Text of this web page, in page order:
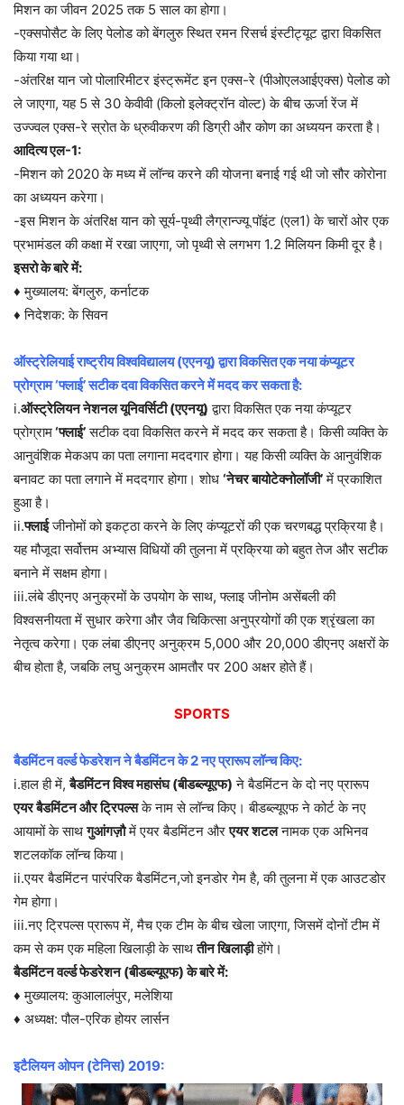
मिशन का जीवन 2025 तक 5 साल का होगा।
-एक्सपोसैट के लिए पेलोड को बेंगलुरु स्थित रमन रिसर्च इंस्टीट्यूट द्वारा विकसित
किया गया था।
-अंतरिक्ष यान जो पोलारिमीटर इंस्ट्रूमेंट इन एक्स-रे (पीओएलआईएक्स) पेलोड को
ले जाएगा, यह 5 से 30 केवीवी (किलो इलेक्ट्रॉन वोल्ट) के बीच ऊर्जा रेंज में
उज्ज्वल एक्स-रे स्रोत के ध्रुवीकरण की डिग्री और कोण का अध्ययन करता है।
आदित्य एल-1:
-मिशन को 2020 के मध्य में लॉन्च करने की योजना बनाई गई थी जो सौर कोरोना
का अध्ययन करेगा।
-इस मिशन के अंतरिक्ष यान को सूर्य-पृथ्वी लैग्रान्ज्यू पॉइंट (एल1) के चारों ओर एक
प्रभामंडल की कक्षा में रखा जाएगा, जो पृथ्वी से लगभग 1.2 मिलियन किमी दूर है।
इसरो के बारे में:
♦ मुख्यालय: बेंगलुरु, कर्नाटक
♦ निदेशक: के सिवन
ऑस्ट्रेलियाई राष्ट्रीय विश्वविद्यालय (एएनयू) द्वारा विकसित एक नया कंप्यूटर
प्रोग्राम ‘फ्लाई’ सटीक दवा विकसित करने में मदद कर सकता है:
i.ऑस्ट्रेलियन नेशनल यूनिवर्सिटी (एएनयू) द्वारा विकसित एक नया कंप्यूटर
प्रोग्राम‘फ्लाई’सटीक दवा विकसित करने में मदद कर सकता है। किसी व्यक्ति के
आनुवंशिक मेकअप का पता लगाना मददगार होगा। यह किसी व्यक्ति के आनुवंशिक
बनावट का पता लगाने में मददगार होगा। शोध ‘नेचर बायोटेक्नोलॉजी’में प्रकाशित
हुआ है।
ii.फ्लाईजीनोमों को इकट्ठा करने के लिए कंप्यूटरों की एक चरणबद्ध प्रक्रिया है।
यह मौजूदा सर्वोत्तम अभ्यास विधियों की तुलना में प्रक्रिया को बहुत तेज और सटीक
बनाने में सक्षम होगा।
iii.लंबे डीएनए अनुक्रमों के उपयोग के साथ, फ्लाइ जीनोम असेंबली की
विश्वसनीयता में सुधार करेगा और जैव चिकित्सा अनुप्रयोगों की एक श्रृंखला का
नेतृत्व करेगा। एक लंबा डीएनए अनुक्रम 5,000 और 20,000 डीएनए अक्षरों के
बीच होता है, जबकि लघु अनुक्रम आमतौर पर 200 अक्षर होते हैं।
SPORTS
बैडमिंटन वर्ल्ड फेडरेशन ने बैडमिंटन के 2 नए प्रारूप लॉन्च किए:
i.हाल ही में,बैडमिंटन विश्व महासंघ (बीडब्ल्यूएफ) ने बैडमिंटन के दो नए प्रारूप
एयर बैडमिंटन और ट्रिपल्सके नाम से लॉन्च किए। बीडब्ल्यूएफ ने कोर्ट के नए
आयामों के साथगुआंगज़ौमें एयर बैडमिंटन औरएयर शटलनामक एक अभिनव
शटलकॉक लॉन्च किया।
ii.एयर बैडमिंटन पारंपरिक बैडमिंटन,जो इनडोर गेम है, की तुलना में एक आउटडोर
गेम होगा।
iii.नए ट्रिपल्स प्रारूप में, मैच एक टीम के बीच खेला जाएगा, जिसमें दोनों टीम में
कम से कम एक महिला खिलाड़ी के साथतीन खिलाड़ीहोंगे।
बैडमिंटन वर्ल्ड फेडरेशन (बीडब्ल्यूएफ) के बारे में:
♦ मुख्यालय: कुआलालंपुर, मलेशिया
♦ अध्यक्ष: पौल-एरिक होयर लार्सन
इटैलियन ओपन (टेनिस) 2019: